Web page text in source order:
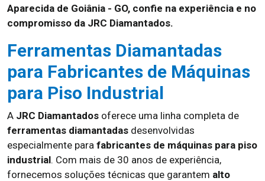
Aparecida de Goiânia - GO, confie na experiência e no
compromisso da JRC Diamantados.
Ferramentas Diamantadas
para Fabricantes de Máquinas
para Piso Industrial
A JRC Diamantados oferece uma linha completa de
ferramentas diamantadas desenvolvidas
especialmente para fabricantes de máquinas para piso
industrial. Com mais de 30 anos de experiência,
fornecemos soluções técnicas que garantem alto